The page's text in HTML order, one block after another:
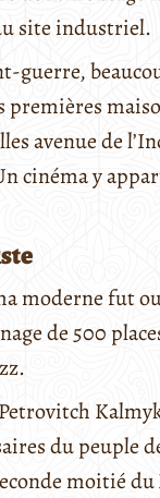
site industriel.
guerre,
avenue de
cinéma y
moderne
de 500
du peuple
moitié